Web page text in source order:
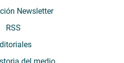
Newsletter
RSS